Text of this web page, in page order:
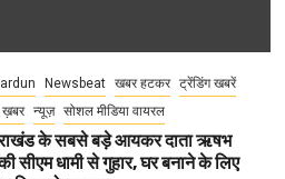
Newsbeat खबर हटकर ट्रेंडिंग खबरें
ख़बर न्यूज़ सोशल मीडिया वायरल
के सबसे बड़े आयकर दाता ऋषभ
सीएम धामी से गुहार, घर बनाने के लिए